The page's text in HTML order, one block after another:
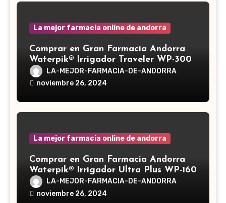
La mejor farmacia online de andorra
Comprar en Gran Farmacia Andorra
Waterpik® Irrigador Traveler WP-300
LA-MEJOR-FARMACIA-DE-ANDORRA
noviembre 26, 2024
La mejor farmacia online de andorra
Comprar en Gran Farmacia Andorra
Waterpik® Irrigador Ultra Plus WP-160
LA-MEJOR-FARMACIA-DE-ANDORRA
noviembre 26, 2024